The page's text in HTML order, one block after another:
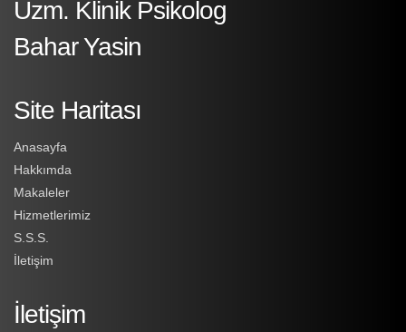
Uzm. Klinik Psikolog
Bahar Yasin
Site Haritası
Anasayfa
Hakkımda
Makaleler
Hizmetlerimiz
S.S.S.
İletişim
İletişim